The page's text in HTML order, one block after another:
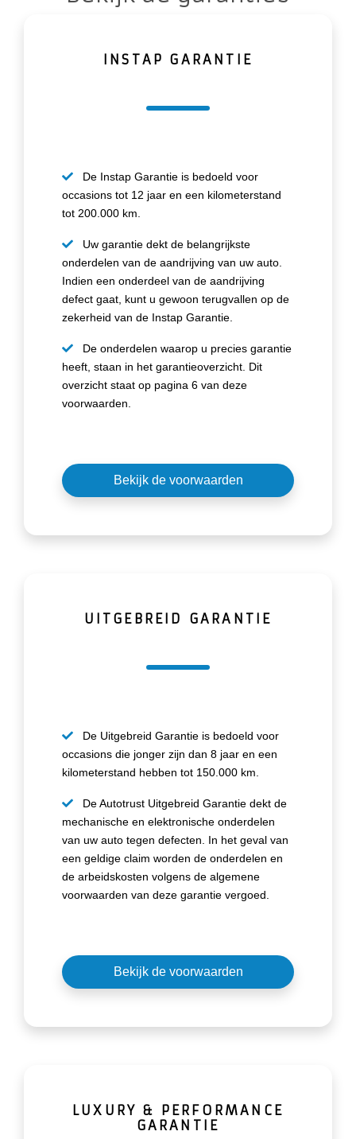
INSTAP GARANTIE
De Instap Garantie is bedoeld voor
occasions tot 12 jaar en een kilometerstand
tot 200.000 km.
Uw garantie dekt de belangrijkste
onderdelen van de aandrijving van uw auto.
Indien een onderdeel van de aandrijving
defect gaat, kunt u gewoon terugvallen op de
zekerheid van de Instap Garantie.
De onderdelen waarop u precies garantie
heeft, staan in het garantieoverzicht. Dit
overzicht staat op pagina 6 van deze
voorwaarden.
Bekijk de voorwaarden
UITGEBREID GARANTIE
De Uitgebreid Garantie is bedoeld voor
occasions die jonger zijn dan 8 jaar en een
kilometerstand hebben tot 150.000 km.
De Autotrust Uitgebreid Garantie dekt de
mechanische en elektronische onderdelen
van uw auto tegen defecten. In het geval van
een geldige claim worden de onderdelen en
de arbeidskosten volgens de algemene
voorwaarden van deze garantie vergoed.
Bekijk de voorwaarden
LUXURY & PERFORMANCE
GARANTIE